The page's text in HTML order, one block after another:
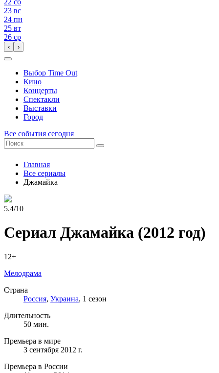
22 сб
23 вс
24 пн
25 вт
26 ср
‹ ›
Выбор Time Out
Кино
Концерты
Спектакли
Выставки
Город
Все события сегодня
Главная
Все сериалы
Джамайка
5.4/10
Сериал Джамайка (2012 год)
12+
Мелодрама
Страна
Россия, Украина, 1 сезон
Длительность
50 мин.
Премьера в мире
3 сентября 2012 г.
Премьера в России